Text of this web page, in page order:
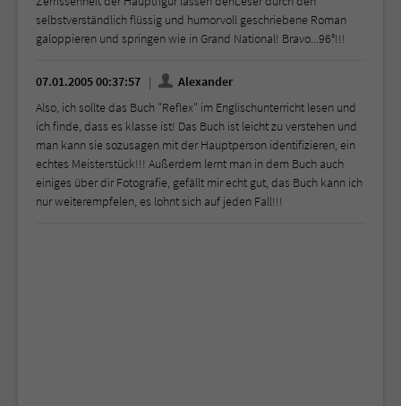
selbstverständlich flüssig und humorvoll geschriebene Roman
galoppieren und springen wie in Grand National! Bravo...96°!!!
07.01.2005 00:37:57
Alexander
Also, ich sollte das Buch "Reflex" im Englischunterricht lesen und
ich finde, dass es klasse ist! Das Buch ist leicht zu verstehen und
man kann sie sozusagen mit der Hauptperson identifizieren, ein
echtes Meisterstück!!! Außerdem lernt man in dem Buch auch
einiges über dir Fotografie, gefällt mir echt gut, das Buch kann ich
nur weiterempfelen, es lohnt sich auf jeden Fall!!!